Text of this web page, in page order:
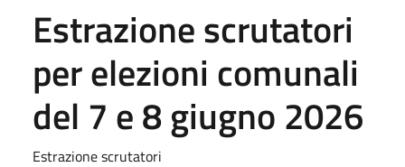
Estrazione scrutatori
per elezioni comunali
del 7 e 8 giugno 2026
Estrazione scrutatori